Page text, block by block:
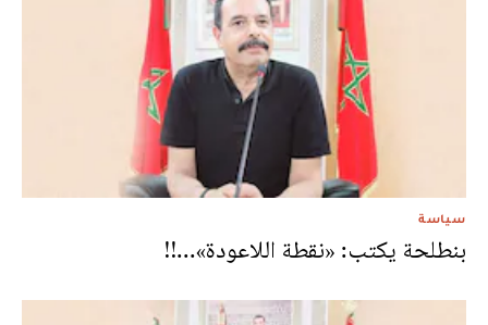
سياسة
بنطلحة يكتب: «نقطة اللاعودة»...!!